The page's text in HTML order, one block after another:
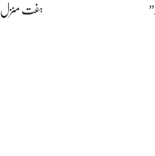
ہفت منزل